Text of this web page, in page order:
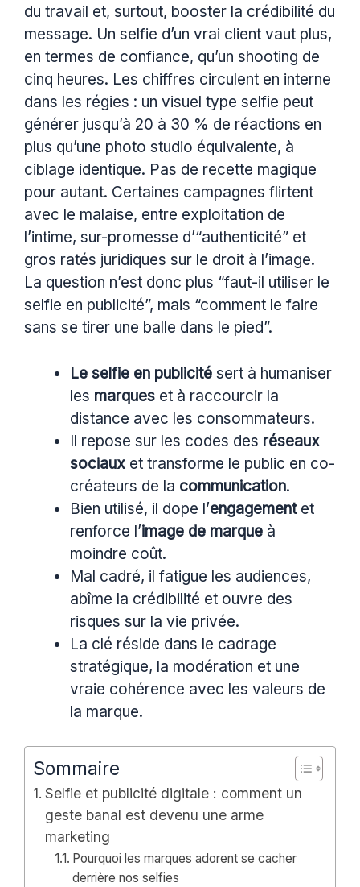
du travail et, surtout, booster la crédibilité du
message. Un selfie d’un vrai client vaut plus,
en termes de confiance, qu’un shooting de
cinq heures. Les chiffres circulent en interne
dans les régies : un visuel type selfie peut
générer jusqu’à 20 à 30 % de réactions en
plus qu’une photo studio équivalente, à
ciblage identique. Pas de recette magique
pour autant. Certaines campagnes flirtent
avec le malaise, entre exploitation de
l’intime, sur-promesse d’“authenticité” et
gros ratés juridiques sur le droit à l’image.
La question n’est donc plus “faut-il utiliser le
selfie en publicité”, mais “comment le faire
sans se tirer une balle dans le pied”.
Le selfie en publicité sert à humaniser
les marques et à raccourcir la
distance avec les consommateurs.
Il repose sur les codes des réseaux
sociaux et transforme le public en co-
créateurs de la communication.
Bien utilisé, il dope l’engagementet
renforce l’image de marque à
moindre coût.
Mal cadré, il fatigue les audiences,
abîme la crédibilité et ouvre des
risques sur la vie privée.
La clé réside dans le cadrage
stratégique, la modération et une
vraie cohérence avec les valeurs de
la marque.
Sommaire
Selfie et publicité digitale : comment un
geste banal est devenu une arme
marketing
Pourquoi les marques adorent se cacher
derrière nos selfies